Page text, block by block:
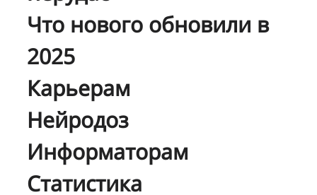
Что нового обновили в
2025
Карьерам
Нейродоз
Информаторам
Статистика